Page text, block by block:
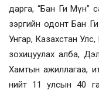
дарга, “Бан Ги Мүн”
зэргийн одонт Бан
Унгар, Казахстан
зохицуулах алба,
Хамтын ажиллагаа,
нийт 11 улсын 40